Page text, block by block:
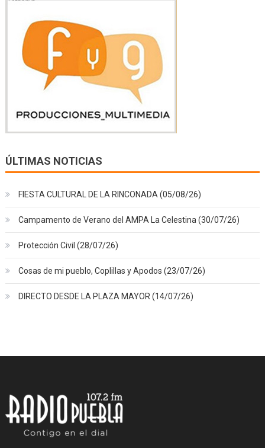
ÚLTIMAS NOTICIAS
FIESTA CULTURAL DE LA RINCONADA (05/08/26)
Campamento de Verano del AMPA La Celestina (30/07/26)
Protección Civil (28/07/26)
Cosas de mi pueblo, Coplillas y Apodos (23/07/26)
DIRECTO DESDE LA PLAZA MAYOR (14/07/26)